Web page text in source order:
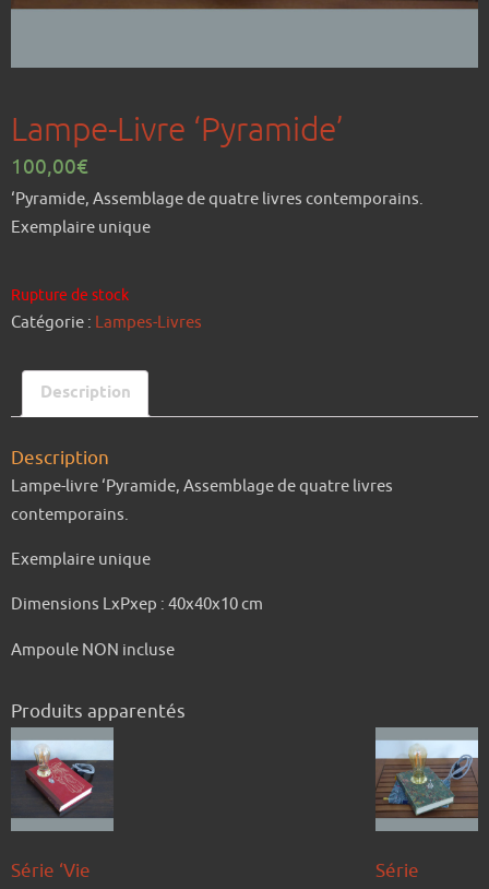
Lampe-Livre ‘Pyramide’
100,00€
‘Pyramide, Assemblage de quatre livres contemporains.
Exemplaire unique
Rupture de stock
Catégorie : Lampes-Livres
Description
Description
Lampe-livre ‘Pyramide, Assemblage de quatre livres
contemporains.
Exemplaire unique
Dimensions LxPxep : 40x40x10 cm
Ampoule NON incluse
Produits apparentés
Série ‘Vie
Série